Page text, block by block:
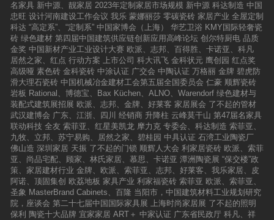
名家具 新中源、靓家居 2023年定制家居市场规模 新中源 科达制造 中国
忠旺 设计河南建设工作会议 我乐 蒙娜丽莎 零碳瓷砖 家居产业 全屋定制
科达 “高定系”、“定制系” 中国家博会（上海） 华艺卫浴 KMY国际轻奢瓷
砖 绿色建材 第四届中国建筑供应链创新应用高峰论坛 创尔特厨电 品质
金奖 中国新材产业工业设计大赛 欧派、志邦、百得胜、卡诺亚、科凡
居然之家、红点 行动方案 上市公司 科大讯飞 金科状元 鹰创园 红点奖
高级哑 素色砖 金科瓷砖 中涂认证 广交会 中陶认证 万格丽 金牌 碧虎防
滑大理石瓷砖 中国机械冶金建材工会第五届全国委员会 仁豪 顺辉瓷砖
岩板 Rational、博德宝、Bax Küchen、ALNO、Warendorf 绿色建材与
装配式建筑展招展 欧派、志邦、金牌、好莱客 家居展会 了不起的管材
武汉建博会 广东、江浙、四川 经销商 升降柱 云峰莫干山 第47届名家具
联动科技 全友 索菲亚、红星美凯龙 摩力克 专委会、科达制造 索菲亚、
九牧、立邦、苏宁易购、居然之家、碧桂园 中具认证 石湾工业陶瓷厂
佛山造 深圳家居 天振 了不起的门锁 顺辉人大会 利家居瓷砖 欧派、索菲
亚、尚品宅配、顾家、林氏家居、慕思、卡诺亚 潭洲陶瓷展 “保交楼”政
策、家居建材行业 金牌、欧派、索菲亚、志邦、好莱客、我乐家居、皮
阿诺、顶固集创 欧荔地板 家具产业 利家福瓷砖 索菲亚 欧派、索菲亚、
圣象 MasterBrand Cabinets、百隆 当阳市，中国建筑材料工业规划研究
院，座谈会 第二十七届中国国际家具展 上海时尚家居展 了不起的照明
保利 陶瓷十大品牌 宜家家居 ART＋ 中家认证 广东省民政厅 科凡、祥